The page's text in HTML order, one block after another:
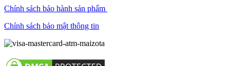
Chính sách bảo hành sản phẩm
Chính sách bảo mật thông tin